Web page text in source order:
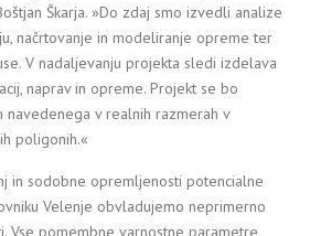
Škarja. »Do zdaj smo izvedli analize
načrtovanje in modeliranje opreme ter
V nadaljevanju projekta sledi izdelava
naprav in opreme. Projekt se bo
navedenega v realnih razmerah v
poligonih.«
in sodobne opremljenosti potencialne
Velenje obvladujemo neprimerno
Vse pomembne varnostne parametre